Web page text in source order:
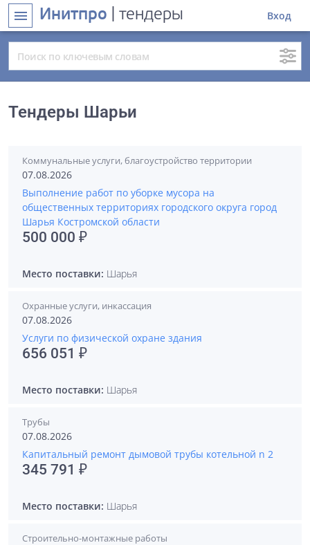
menu Инитпро | тендеры Вход
Тендеры Шарьи
Коммунальные услуги, благоустройство территории
07.08.2026
Выполнение работ по уборке мусора на
общественных территориях городского округа город
Шарья Костромской области
500 000 ₽
Место поставки: Шарья
Охранные услуги, инкассация
07.08.2026
Услуги по физической охране здания
656 051 ₽
Место поставки: Шарья
Трубы
07.08.2026
Капитальный ремонт дымовой трубы котельной n 2
345 791 ₽
Место поставки: Шарья
Строительно-монтажные работы